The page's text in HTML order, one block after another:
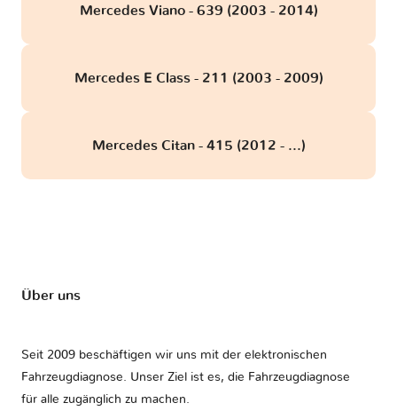
Mercedes Viano - 639 (2003 - 2014)
Mercedes E Class - 211 (2003 - 2009)
Mercedes Citan - 415 (2012 - ...)
Über uns
Seit 2009 beschäftigen wir uns mit der elektronischen
Fahrzeugdiagnose. Unser Ziel ist es, die Fahrzeugdiagnose
für alle zugänglich zu machen.